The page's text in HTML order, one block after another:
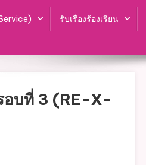
รับเรื่องร้องเรียน
อบที่ 3 (RE-X-